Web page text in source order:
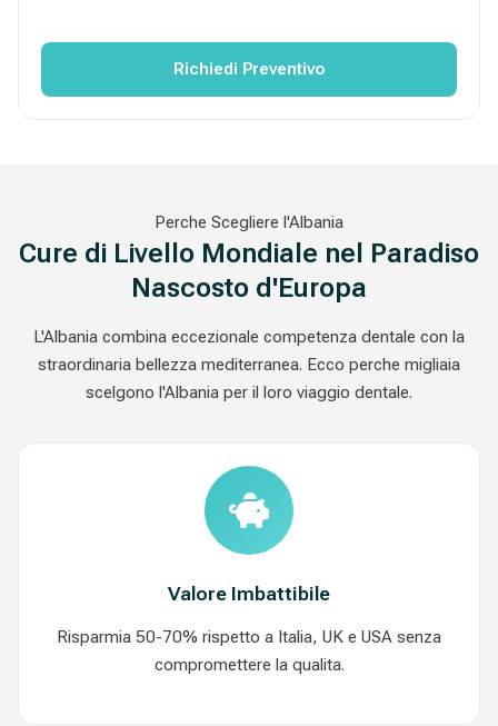
Richiedi Preventivo
Perche Scegliere l'Albania
Cure di Livello Mondiale nel Paradiso
Nascosto d'Europa
L'Albania combina eccezionale competenza dentale con la
straordinaria bellezza mediterranea. Ecco perche migliaia
scelgono l'Albania per il loro viaggio dentale.
Valore Imbattibile
Risparmia 50-70% rispetto a Italia, UK e USA senza
compromettere la qualita.